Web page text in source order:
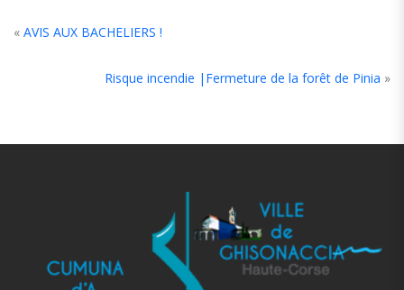
« AVIS AUX BACHELIERS !
Risque incendie |Fermeture de la forêt de Pinia »